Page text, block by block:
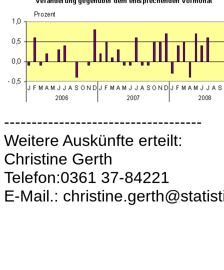
------------------------------------
Weitere Auskünfte erteilt:
Christine Gerth
Telefon:0361 37-84221
E-Mail.: